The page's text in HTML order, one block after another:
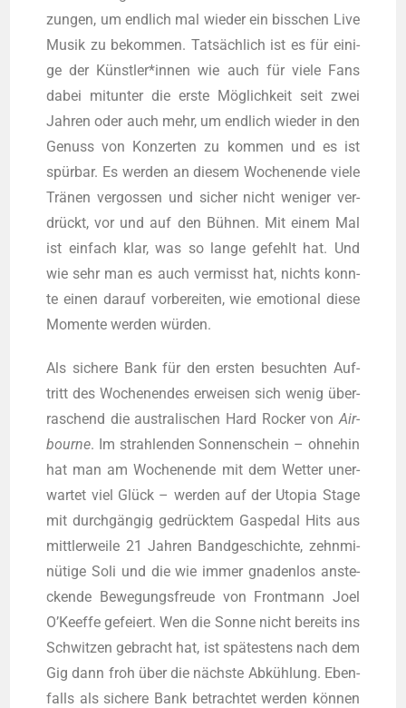
zun­gen, um end­lich mal wie­der ein biss­chen Live
Musik zu bekom­men. Tat­säch­lich ist es für eini­
ge der Künstler*innen wie auch für vie­le Fans
dabei mit­un­ter die ers­te Mög­lich­keit seit zwei
Jah­ren oder auch mehr, um end­lich wie­der in den
Genuss von Kon­zer­ten zu kom­men und es ist
spür­bar. Es wer­den an die­sem Wochen­en­de vie­le
Trä­nen ver­gos­sen und sicher nicht weni­ger ver­
drückt, vor und auf den Büh­nen. Mit einem Mal
ist ein­fach klar, was so lan­ge gefehlt hat. Und
wie sehr man es auch ver­misst hat, nichts konn­
te einen dar­auf vor­be­rei­ten, wie emo­tio­nal die­se
Momen­te wer­den würden.
Als siche­re Bank für den ers­ten besuch­ten Auf­
tritt des Wochen­en­des erwei­sen sich wenig über­
ra­schend die aus­tra­li­schen Hard Rocker von Air­
bourne. Im strah­len­den Son­nen­schein – ohne­hin
hat man am Wochen­en­de mit dem Wet­ter uner­
war­tet viel Glück – wer­den auf der Uto­pia Stage
mit durch­gän­gig gedrück­tem Gas­pe­dal Hits aus
mitt­ler­wei­le 21 Jah­ren Band­ge­schich­te, zehn­mi­
nü­ti­ge Soli und die wie immer gna­den­los anste­
cken­de Bewe­gungs­freu­de von Front­mann Joel
O’Keeffe gefei­ert. Wen die Son­ne nicht bereits ins
Schwit­zen gebracht hat, ist spä­tes­tens nach dem
Gig dann froh über die nächs­te Abküh­lung. Eben­
falls als siche­re Bank betrach­tet wer­den kön­nen